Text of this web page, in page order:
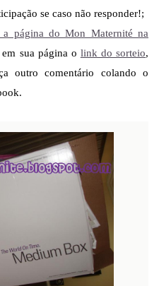
se caso não responder!;
a página do Mon Maternité na
sua página o link do sorteio,
outro comentário colando o